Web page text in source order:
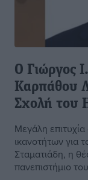
Ο Γιώργος
Καρπάθου
Σχολή του
Μεγάλη
ικανοτήτων για
Σταματιάδη, η
πανεπιστήμιο